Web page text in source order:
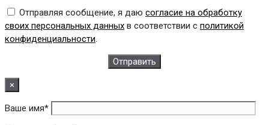
Отправляя сообщение, я даю согласие на обработку
своих персональных данных в соответствии с политикой
конфиденциальности.
×
Ваше имя*